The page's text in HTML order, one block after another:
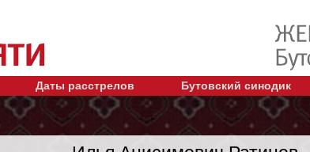
Даты расстрелов Бутовский синодик